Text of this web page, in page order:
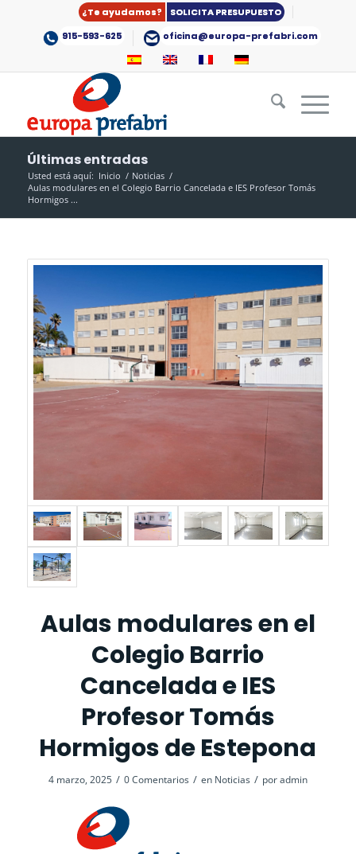
¿Te ayudamos?
SOLICITA PRESUPUESTO
915-593-625
oficina@europa-prefabri.com
Últimas entradas
Usted está aquí: Inicio / Noticias /
Aulas modulares en el Colegio Barrio Cancelada e IES Profesor Tomás
Hormigos ...
Aulas modulares en el
Colegio Barrio
Cancelada e IES
Profesor Tomás
Hormigos de Estepona
4 marzo, 2025 / 0 Comentarios / en Noticias / poradmin